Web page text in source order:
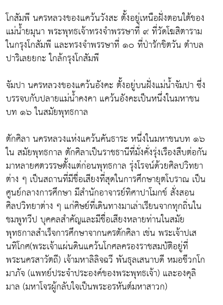
โกสัมพี นครหลวงของแคว้นวังสะ ตั้งอยู่เหนือฝั่งตอนใต้ของ
แม่น้ำยมุนา พระพุทธเจ้าทรงจำพรรษาที่ ๙ ที่วัดโฆสิตาราม
ในกรุงโกสัมพี และทรงจำพรรษาที่ ๑๐ ที่ป่ารักขิตวัน ตำบล
ปาริเลยยกะ ใกล้กรุงโกสัมพี
จัมปา นครหลวงของแคว้นอังคะ ตั้งอยู่บนฝั่งแม่น้ำจัมปา ซึ่ง
บรรจบกับปลายแม่น้ำคงคา แคว้นอังคะเป็นหนึ่งในมหาชน
บท ๑๖ ในสมัยพุทธกาล
ตักศิลา นครหลวงแห่งแคว้นคันธาระ หนึ่งในมหาชนบท ๑๖
ใน สมัยพุทธกาล ตักศิลาเป็นราชธานีที่มั่งคั่งรุ่งเรืองสืบต่อกัน
มาหลายศตวรรษตั้งแต่ก่อนพุทธกาล รุ่งโรจน์ด้วยศิลปวิทยา
ต่าง ๆ เป็นสถานที่มีชื่อเสียงที่สุดในการศึกษายุตโบราณ เป็น
ศูนย์กลางการศึกษา มีสำนักอาจารย์ทิศาปาโมกข์ สั่งสอน
ศิลปวิทยาต่าง ๆ แก่ศิษย์ที่เดินทางมาเล่าเรียนจากทุกถิ่นใน
ชมพูทวีป บุคคลสำคัญและมีชื่อเสียงหลายท่านในสมัย
พุทธกาลสำเร็จการศึกษาจากนครตักศิลา เช่น พระเจ้าปเส
นทิโกศ(พระเจ้าแผ่นดินแคว้นโกศลครองราชสมบัติอยู่ที่
พระนครสาวัตถี) เจ้ามหาลิลิจฉวี พันธุลเสนาบดี หมอชีวกโก
มาภัจ (แพทย์ประจำประองค์ของพระพุทธเจ้า) และองคุลิ
มาล (มหาโจรผู้กลับใจเป็นพระอรหันต์มหาสาวก)